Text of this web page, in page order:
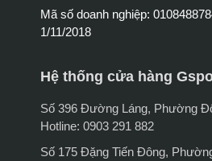
Mã số doanh nghiệp:
1/11/2018
Hệ thống cửa hàng
Số 396 Đường Láng, Phường
Hotline: 0903 291 882
Số 175 Đặng Tiến Đông,